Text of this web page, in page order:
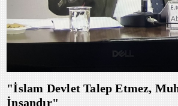
"İslam Devlet Talep Etmez,
İnsandır"